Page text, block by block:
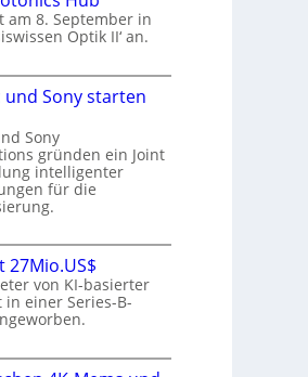
am 8. September in
Optik II‘ an.
Sony starten
Sony
gründen ein Joint
intelligenter
für die
von KI-basierter
einer Series-B-